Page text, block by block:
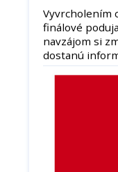
Vyvrcholením
finálové
navzájom si
dostanú